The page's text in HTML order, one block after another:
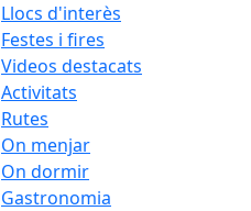
Llocs d'interès
Festes i fires
Videos destacats
Activitats
Rutes
On menjar
On dormir
Gastronomia